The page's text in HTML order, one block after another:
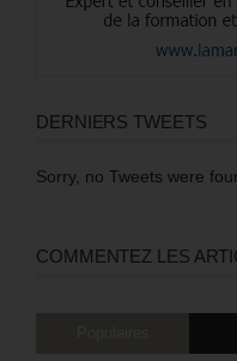
DERNIERS TWEETS
Sorry, no Tweets were
COMMENTEZ LES